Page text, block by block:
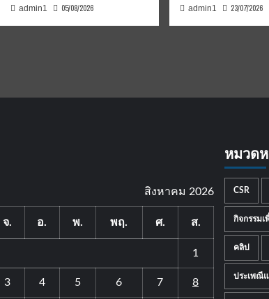
admin1 05/08/2026 admin1 23/07/2026
สิงหาคม 2026
จ. อ. พ. พฤ. ศ. ส.
1
3 4 5 6 7 8
หมวด
CSR
กิจกรรมเ
คลิป
ประเพณี